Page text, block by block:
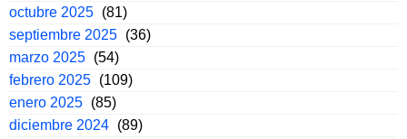
octubre 2025 (81)
septiembre 2025 (36)
marzo 2025 (54)
febrero 2025 (109)
enero 2025 (85)
diciembre 2024 (89)